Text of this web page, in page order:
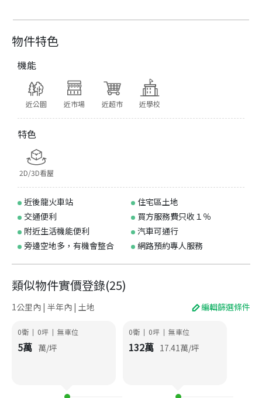
物件特色
機能
近公園 近市場 近超市 近學校
特色
2D/3D看屋
近後龍火車站
住宅區土地
交通便利
買方服務費只收１％
附近生活機能便利
汽車可通行
旁邊空地多，有機會整合
網路預約專人服務
類似物件實價登錄(25)
1公里內 | 半年內 | 土地 編輯篩選條件
0衛 | 0坪 | 無車位
5萬 萬/坪
0衛 | 0坪 | 無車位
132萬 17.41 萬/坪